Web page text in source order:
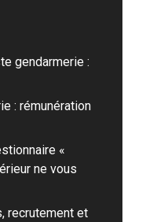
gendarmerie :
: rémunération
«
ne vous
recrutement et